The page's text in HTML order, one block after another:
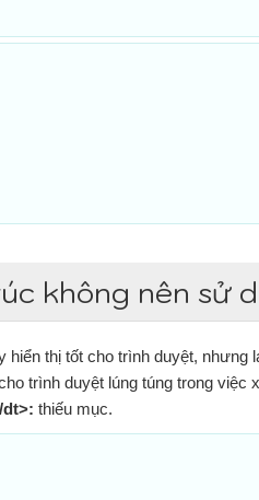
không nên sử
thị tốt cho trình duyệt, nhưng
trình duyệt lúng túng trong việc
dt>: thiếu mục.